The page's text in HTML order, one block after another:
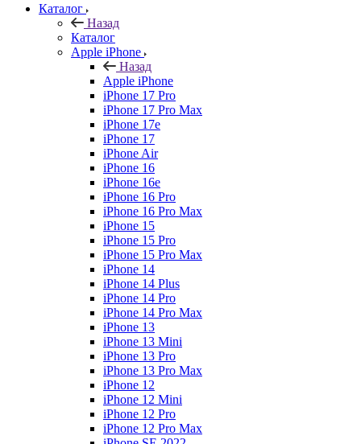
Каталог
Назад
Каталог
Apple iPhone
Назад
Apple iPhone
iPhone 17 Pro
iPhone 17 Pro Max
iPhone 17e
iPhone 17
iPhone Air
iPhone 16
iPhone 16e
iPhone 16 Pro
iPhone 16 Pro Max
iPhone 15
iPhone 15 Pro
iPhone 15 Pro Max
iPhone 14
iPhone 14 Plus
iPhone 14 Pro
iPhone 14 Pro Max
iPhone 13
iPhone 13 Mini
iPhone 13 Pro
iPhone 13 Pro Max
iPhone 12
iPhone 12 Mini
iPhone 12 Pro
iPhone 12 Pro Max